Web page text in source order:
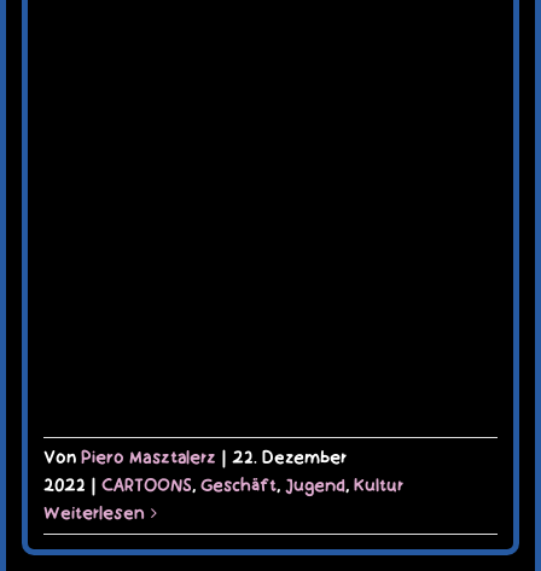
Von Piero Masztalerz | 22. Dezember
2022 | CARTOONS, Geschäft, Jugend, Kultur
Weiterlesen